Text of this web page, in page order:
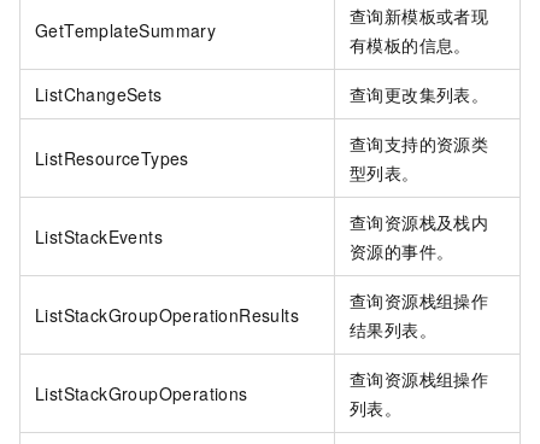
GetTemplateSummary
查询新模板或者现
有模板的信息。
ListChangeSets 查询更改集列表。
ListResourceTypes
查询支持的资源类
型列表。
ListStackEvents
查询资源栈及栈内
资源的事件。
ListStackGroupOperationResults
查询资源栈组操作
结果列表。
ListStackGroupOperations
查询资源栈组操作
列表。